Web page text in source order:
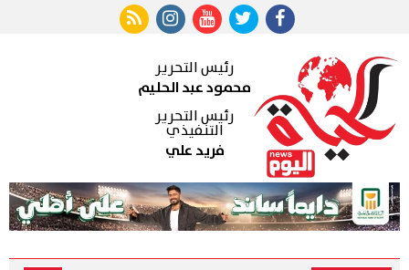
رئيس التحرير
محمود عبد الحليم
رئيس التحرير
التنفيذي
فريد علي